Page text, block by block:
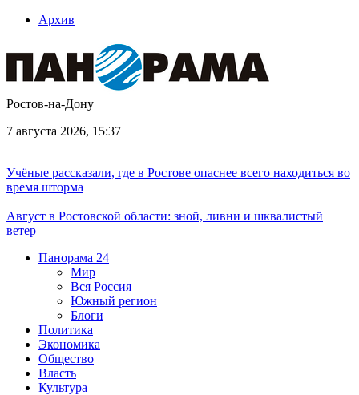
Архив
Ростов-на-Дону
7 августа 2026, 15:37
Учёные рассказали, где в Ростове опаснее всего находиться во
время шторма
Август в Ростовской области: зной, ливни и шквалистый
ветер
Панорама 24
Мир
Вся Россия
Южный регион
Блоги
Политика
Экономика
Общество
Власть
Культура